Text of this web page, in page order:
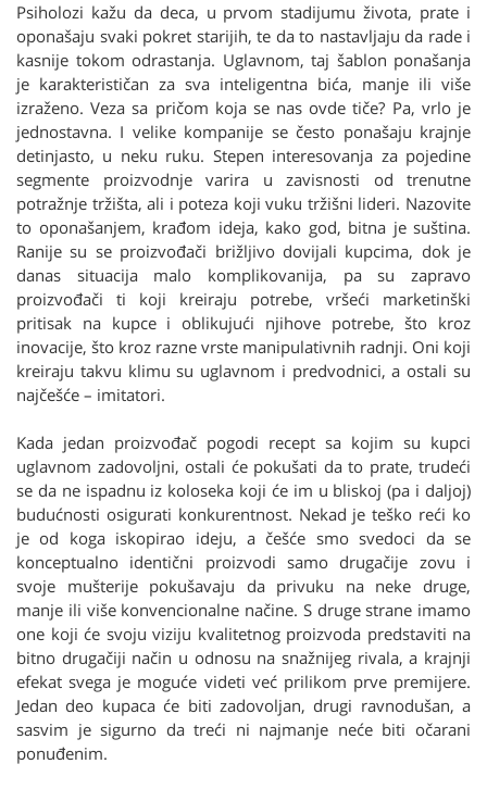
Psiholozi kažu da deca, u prvom stadijumu života, prate i
oponašaju svaki pokret starijih, te da to nastavljaju da rade i
kasnije tokom odrastanja. Uglavnom, taj šablon ponašanja
je karakterističan za sva inteligentna bića, manje ili više
izraženo. Veza sa pričom koja se nas ovde tiče? Pa, vrlo je
jednostavna. I velike kompanije se često ponašaju krajnje
detinjasto, u neku ruku. Stepen interesovanja za pojedine
segmente proizvodnje varira u zavisnosti od trenutne
potražnje tržišta, ali i poteza koji vuku tržišni lideri. Nazovite
to oponašanjem, krađom ideja, kako god, bitna je suština.
Ranije su se proizvođači brižljivo dovijali kupcima, dok je
danas situacija malo komplikovanija, pa su zapravo
proizvođači ti koji kreiraju potrebe, vršeći marketinški
pritisak na kupce i oblikujući njihove potrebe, što kroz
inovacije, što kroz razne vrste manipulativnih radnji. Oni koji
kreiraju takvu klimu su uglavnom i predvodnici, a ostali su
najčešće – imitatori.
Kada jedan proizvođač pogodi recept sa kojim su kupci
uglavnom zadovoljni, ostali će pokušati da to prate, trudeći
se da ne ispadnu iz koloseka koji će im u bliskoj (pa i daljoj)
budućnosti osigurati konkurentnost. Nekad je teško reći ko
je od koga iskopirao ideju, a češće smo svedoci da se
konceptualno identični proizvodi samo drugačije zovu i
svoje mušterije pokušavaju da privuku na neke druge,
manje ili više konvencionalne načine. S druge strane imamo
one koji će svoju viziju kvalitetnog proizvoda predstaviti na
bitno drugačiji način u odnosu na snažnijeg rivala, a krajnji
efekat svega je moguće videti već prilikom prve premijere.
Jedan deo kupaca će biti zadovoljan, drugi ravnodušan, a
sasvim je sigurno da treći ni najmanje neće biti očarani
ponuđenim.